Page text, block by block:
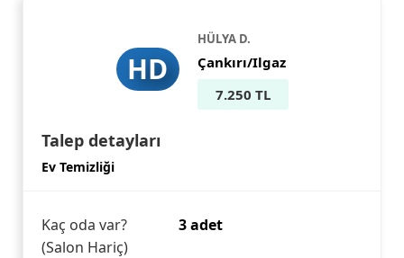
HD
HÜLYA D.
Çankırı/Ilgaz
7.250 TL
Talep detayları
Ev Temizliği
Kaç oda var?
(Salon Hariç)
3 adet